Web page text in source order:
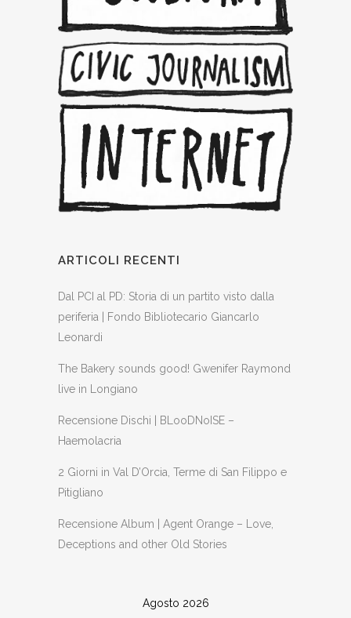
ARTICOLI RECENTI
Dal PCI al PD: Storia di un partito visto dalla
periferia | Fondo Bibliotecario Giancarlo
Leonardi
The Bakery sounds good! Gwenifer Raymond
live in Longiano
Recensione Dischi | BLooDNoISE –
Haemolacria
2 Giorni in Val D’Orcia, Terme di San Filippo e
Pitigliano
Recensione Album | Agent Orange – Love,
Deceptions and other Old Stories
Agosto 2026